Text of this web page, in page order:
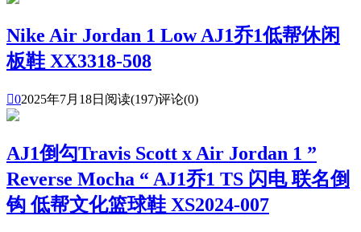
Nike Air Jordan 1 Low AJ1乔1低帮休闲
板鞋 XX3318-508
02025年7月18日 阅读(197)评论(0)
AJ1倒勾Travis Scott x Air Jordan 1 ”
Reverse Mocha “ AJ1乔1 TS 闪电 联名倒
钩 低帮文化篮球鞋 XS2024-007